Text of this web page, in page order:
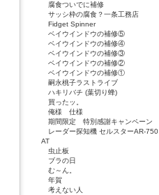
腐食ついでに補修
サッシ枠の腐食？一条工務店
Fidget Spinner
ベイウインドウの補修⑤
ベイウインドウの補修④
ベイウインドウの補修③
ベイウインドウの補修②
ベイウインドウの補修①
嗣永桃子ラストライブ
ハキリバチ (葉切り蜂)
買ったッ。
俺様 仕様
期間限定 特別感謝キャンペーン
レーダー探知機 セルスターAR-750
AT
虫止板
ブラの日
む～ん。
年賀
考えない人